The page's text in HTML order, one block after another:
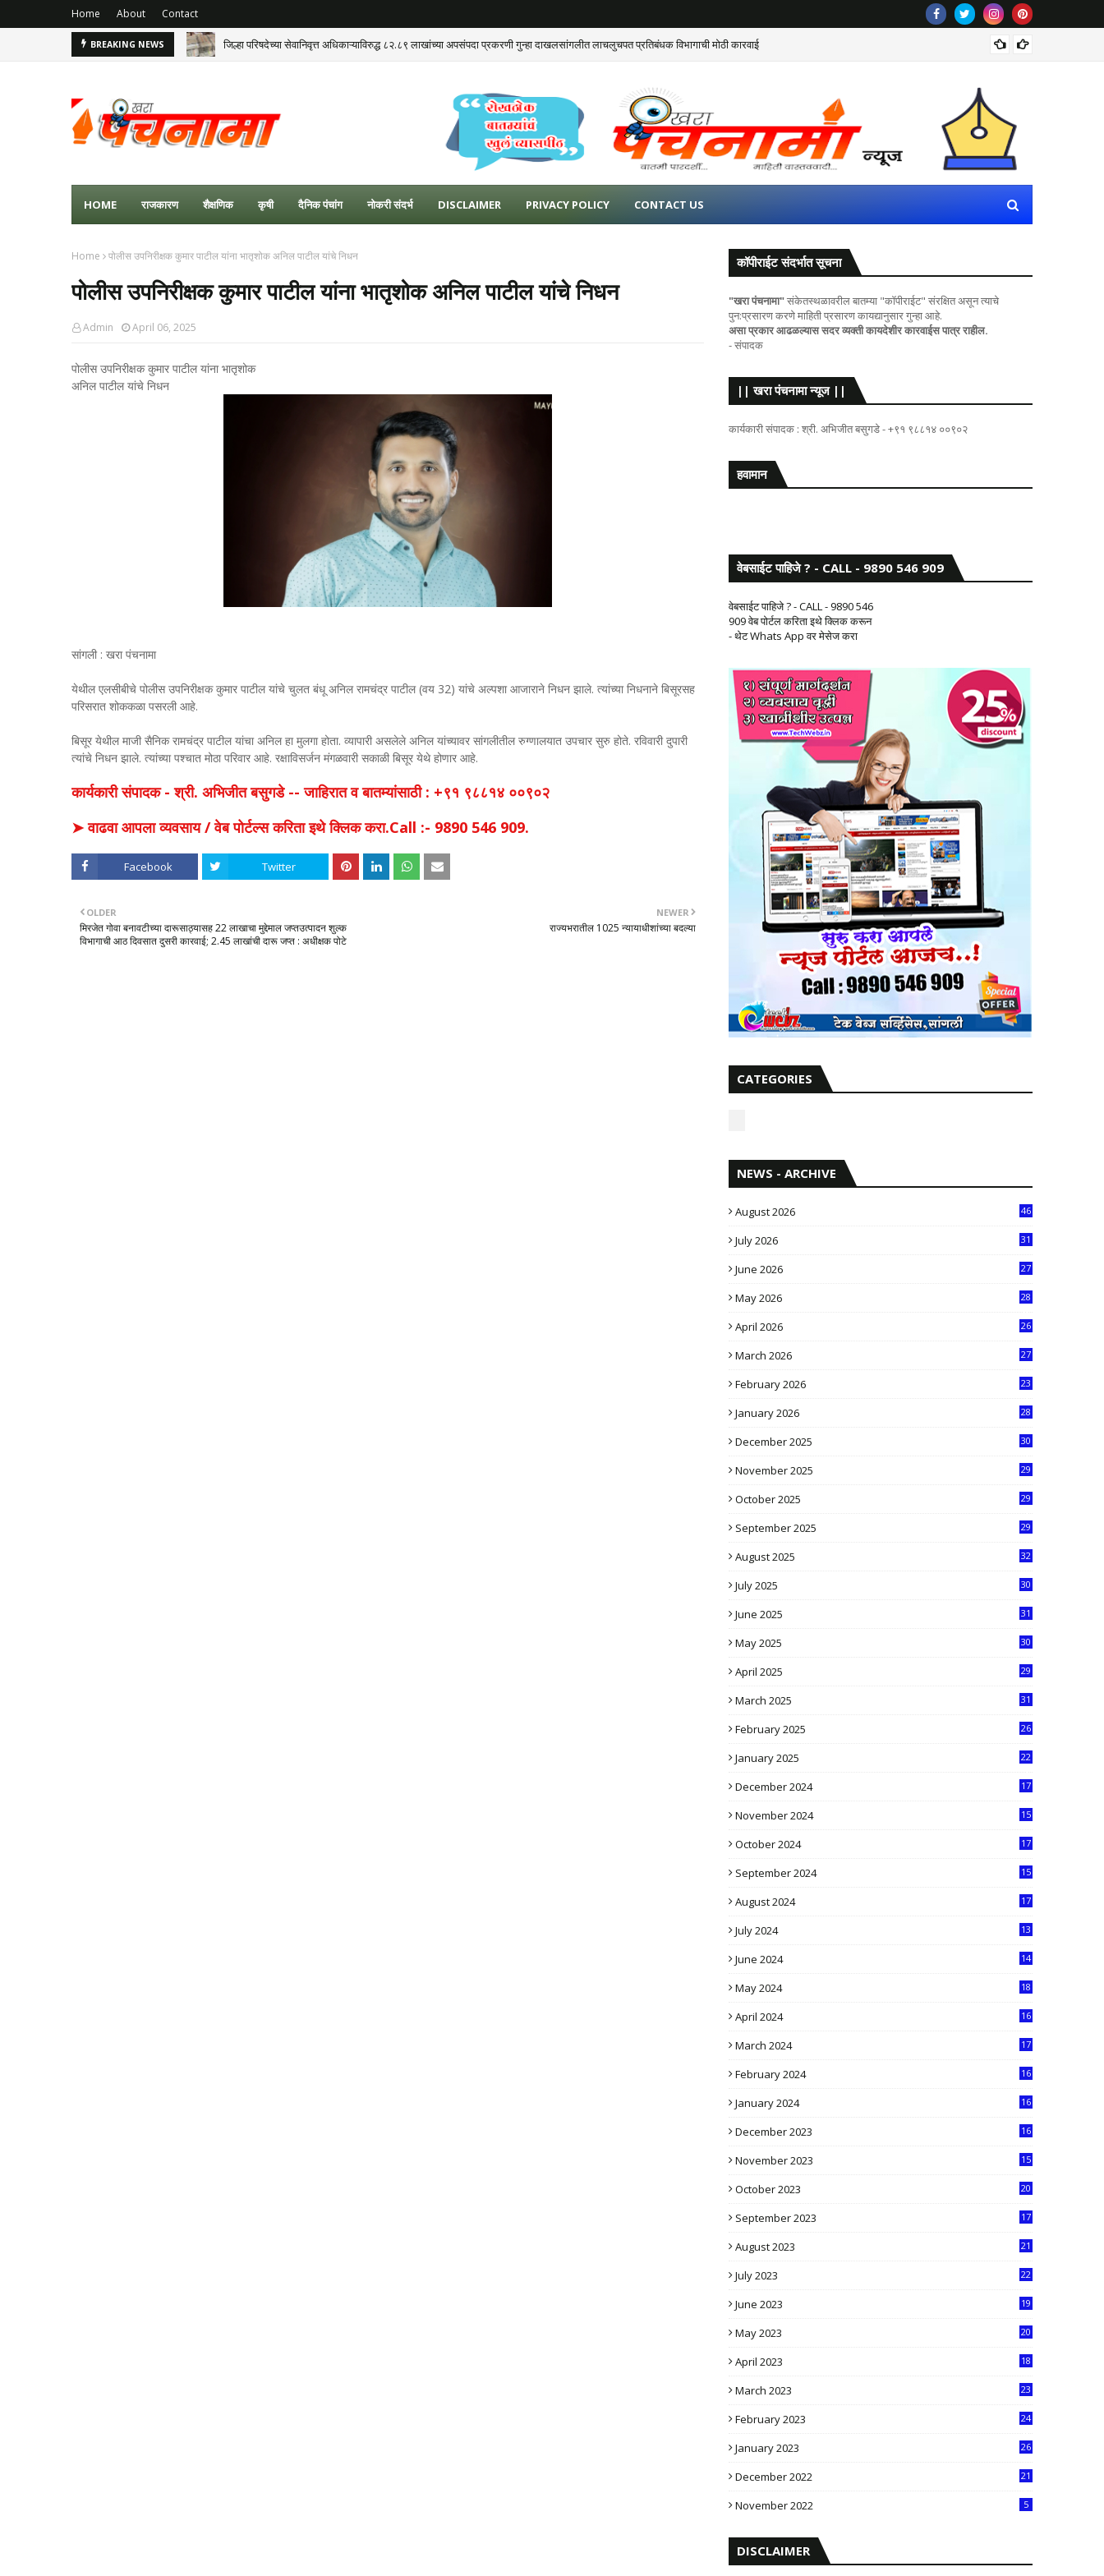
Home About Contact
BREAKING NEWS जिल्हा परिषदेच्या सेवानिवृत्त अधिकाऱ्याविरुद्ध ८२.८९ लाखांच्या अपसंपदा प्रकरणी गुन्हा दाखलसांगलीत लाचलुचपत प्रतिबंधक विभागाची मोठी कारवाई
HOME राजकारण शैक्षणिक कृषी दैनिक पंचांग नोकरी संदर्भ DISCLAIMER PRIVACY POLICY CONTACT US
Home पोलीस उपनिरीक्षक कुमार पाटील यांना भातृशोक अनिल पाटील यांचे निधन
पोलीस उपनिरीक्षक कुमार पाटील यांना भातृशोक अनिल पाटील यांचे निधन
Admin April 06, 2025
पोलीस उपनिरीक्षक कुमार पाटील यांना भातृशोक
अनिल पाटील यांचे निधन
सांगली : खरा पंचनामा
येथील एलसीबीचे पोलीस उपनिरीक्षक कुमार पाटील यांचे चुलत बंधू अनिल रामचंद्र पाटील (वय 32) यांचे अल्पशा आजाराने निधन झाले. त्यांच्या निधनाने बिसूरसह
परिसरात शोककळा पसरली आहे.
बिसूर येथील माजी सैनिक रामचंद्र पाटील यांचा अनिल हा मुलगा होता. व्यापारी असलेले अनिल यांच्यावर सांगलीतील रुग्णालयात उपचार सुरु होते. रविवारी दुपारी
त्यांचे निधन झाले. त्यांच्या पश्चात मोठा परिवार आहे. रक्षाविसर्जन मंगळवारी सकाळी बिसूर येथे होणार आहे.
कार्यकारी संपादक - श्री. अभिजीत बसुगडे -- जाहिरात व बातम्यांसाठी : +९१ ९८८१४ ००९०२
➤ वाढवा आपला व्यवसाय / वेब पोर्टल्स करिता इथे क्लिक करा.Call :- 9890 546 909.
Facebook Twitter
NEWER
राज्यभरातील 1025 न्यायाधीशांच्या बदल्या
OLDER
मिरजेत गोवा बनावटीच्या दारूसाठ्यासह 22 लाखाचा मुद्देमाल जप्तउत्पादन शुल्क
विभागाची आठ दिवसात दुसरी कारवाई; 2.45 लाखांची दारू जप्त : अधीक्षक पोटे
कॉपीराईट संदर्भात सूचना
"खरा पंचनामा"संकेतस्थळावरील बातम्या "कॉपीराईट" संरक्षित असून त्याचे
पुन:प्रसारण करणे माहिती प्रसारण कायद्यानुसार गुन्हा आहे.
असा प्रकार आढळल्यास सदर व्यक्ती कायदेशीर कारवाईस पात्र राहील.
- संपादक
|| खरा पंचनामा न्यूज ||
कार्यकारी संपादक : श्री. अभिजीत बसुगडे - +९१ ९८८१४ ००९०२
हवामान
वेबसाईट पाहिजे ? - CALL - 9890 546 909
वेबसाईट पाहिजे ? - CALL - 9890 546
909 वेब पोर्टल करिता इथे क्लिक करून
- थेट Whats App वर मेसेज करा
CATEGORIES
NEWS - ARCHIVE
August 2026 46
July 2026
31
June 2026
27
May 2026
28
April 2026
26
March 2026
27
February 2026
23
January 2026
28
December 2025
30
November 2025
29
October 2025
29
September 2025
29
August 2025
32
July 2025
30
June 2025
31
May 2025
30
April 2025
29
March 2025
31
February 2025
26
January 2025
22
December 2024
17
November 2024
15
October 2024
17
September 2024
15
August 2024
17
July 2024
13
June 2024
14
May 2024
18
April 2024
16
March 2024
17
February 2024
16
January 2024
16
December 2023
16
November 2023
15
October 2023
20
September 2023
17
August 2023
21
July 2023
22
June 2023
19
May 2023
20
April 2023
18
March 2023
23
February 2023
24
January 2023
26
December 2022
21
November 2022 5
DISCLAIMER